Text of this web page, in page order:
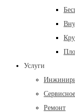
Услуги
Ремонт